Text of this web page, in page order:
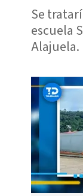
Se
escuela
Alajuela.